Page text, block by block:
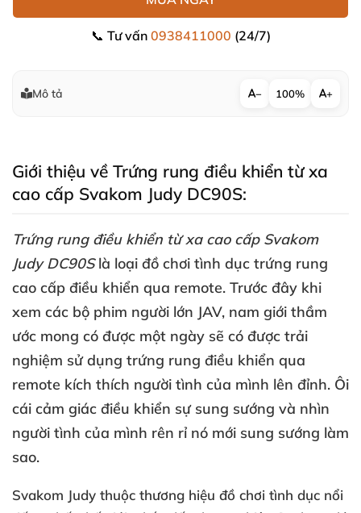
📞 Tư vấn 0938411000 (24/7)
Mô tả − 100% +
Giới thiệu về Trứng rung điều khiển từ xa
cao cấp Svakom Judy DC90S:
Trứng rung điều khiển từ xa cao cấp Svakom
Judy DC90Slà loại đồ chơi tình dục trứng rung
cao cấp điều khiển qua remote. Trước đây khi
xem các bộ phim người lớn JAV, nam giới thầm
ước mong có được một ngày sẽ có được trải
nghiệm sử dụng trứng rung điều khiển qua
remote kích thích người tình của mình lên đỉnh. Ôi
cái cảm giác điều khiển sự sung sướng và nhìn
người tình của mình rên rỉ nó mới sung sướng làm
sao.
Svakom Judy thuộc thương hiệu đồ chơi tình dục nổi